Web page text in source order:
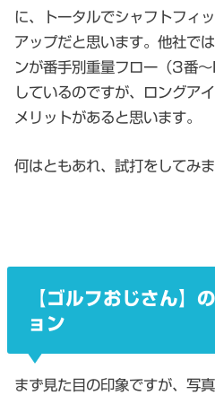
に、トータルでシャフトフィ
アップだと思います。他社で
ンが番手別重量フロー（3番
しているのですが、ロングア
メリットがあると思います。
何はともあれ、試打をしてみま
【ゴルフおじさん】
ョン
まず見た目の印象ですが、写